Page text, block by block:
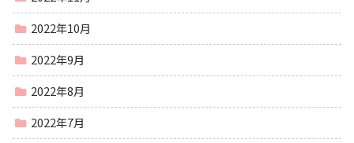
2022年10月
2022年9月
2022年8月
2022年7月